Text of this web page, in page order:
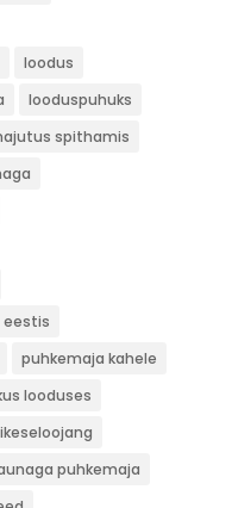
loodus
looduspuhuks
spithamis
eestis
puhkemaja kahele
looduses
puhkemaja